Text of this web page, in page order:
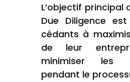
L’objectif principal
Due Diligence
cédants à
de leur
minimiser les
pendant le